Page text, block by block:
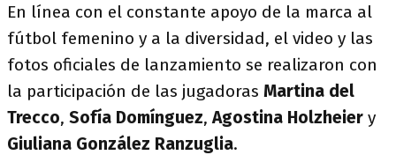
En línea con el constante apoyo de la marca al
fútbol femenino y a la diversidad, el video y las
fotos oficiales de lanzamiento se realizaron con
la participación de las jugadoras Martina del
Trecco, Sofía Domínguez,Agostina Holzheier y
Giuliana González Ranzuglia.